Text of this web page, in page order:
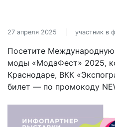
27 апреля 2025 участник в
Посетите
моды «МодаФест» 2025,
Краснодаре, ВКК
билет — по промокоду